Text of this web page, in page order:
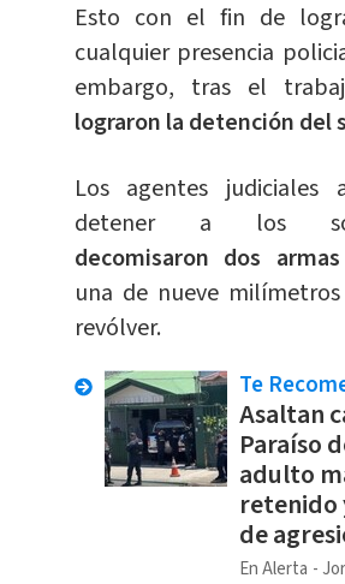
Esto con el fin de
cualquier presencia
embargo, tras el
lograron la detención del
Los agentes judiciales
detener a los
decomisaron dos
una de nueve
revólver.
Te
Asaltan
Paraíso
adulto
retenido
de
En Alerta